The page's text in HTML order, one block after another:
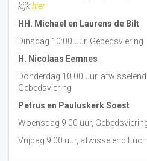
kijkhier
HH. Michael en Laurens de Bilt
Dinsdag 10:00 uur, Gebedsviering
H. Nicolaas Eemnes
Donderdag 10.00 uur,
Gebedsviering
Petrus en Pauluskerk Soest
Woensdag 9.00 uur,
Vrijdag 9.00 uur, afwisselend